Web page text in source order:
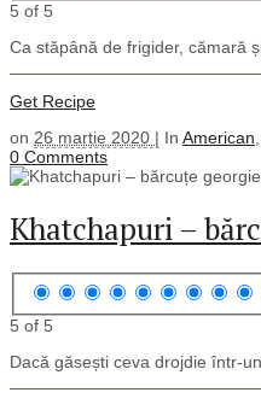
5 of 5
Ca stăpână de frigider, cămară
Get Recipe
on 26 martie 2020 | In American,
0 Comments
Khatchapuri –
5 of 5
Dacă găsești ceva drojdie într-